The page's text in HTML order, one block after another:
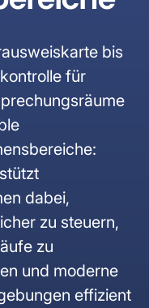
bis
für
dabei,
zu steuern,
zu
und moderne
effizient